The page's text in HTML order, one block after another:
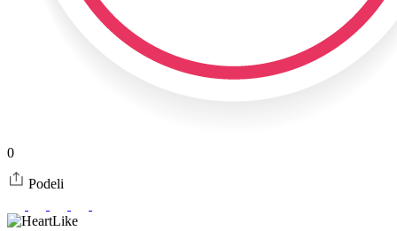
0
Podeli
Like